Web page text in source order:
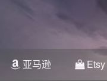
亚马逊 Etsy